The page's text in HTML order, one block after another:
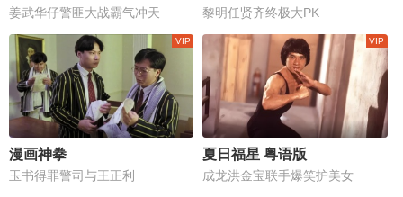
姜武华仔警匪大战霸气冲天 黎明任贤齐终极大PK
漫画神拳
玉书得罪警司与王正利
夏日福星 粤语版
成龙洪金宝联手爆笑护美女